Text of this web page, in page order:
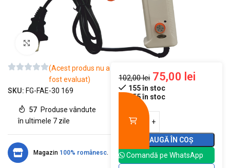
Mărește imaginea
(Acest produs nu a
fost evaluat)
SKU: FG-FAE-30 169
57 Produse vândute
în ultimele 7 zile
Magazin 100% românesc.
102,00lei 75,00 lei
155 în stoc
155 în stoc
ADAUGĂ ÎN COȘ
Comandă pe WhatsApp